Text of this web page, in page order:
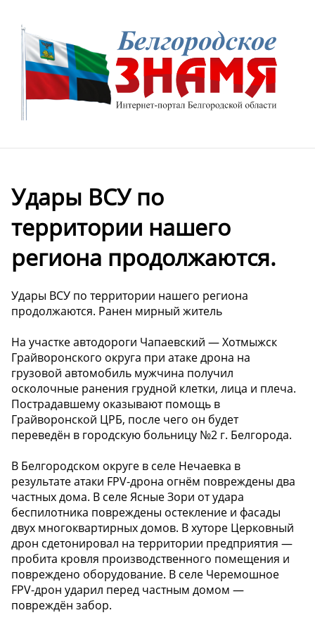
️Удары ВСУ по
территории нашего
региона продолжаются.
️Удары ВСУ по территории нашего региона
продолжаются. Ранен мирный житель
На участке автодороги Чапаевский — Хотмыжск
Грайворонского округа при атаке дрона на
грузовой автомобиль мужчина получил
осколочные ранения грудной клетки, лица и плеча.
Пострадавшему оказывают помощь в
Грайворонской ЦРБ, после чего он будет
переведён в городскую больницу №2 г. Белгорода.
В Белгородском округе в селе Нечаевка в
результате атаки FPV-дрона огнём повреждены два
частных дома. В селе Ясные Зори от удара
беспилотника повреждены остекление и фасады
двух многоквартирных домов. В хуторе Церковный
дрон сдетонировал на территории предприятия —
пробита кровля производственного помещения и
повреждено оборудование. В селе Черемошное
FPV-дрон ударил перед частным домом —
повреждён забор.